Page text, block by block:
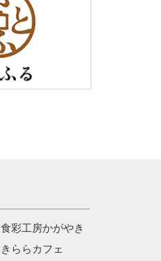
食彩工房かがやき
きららカフェ